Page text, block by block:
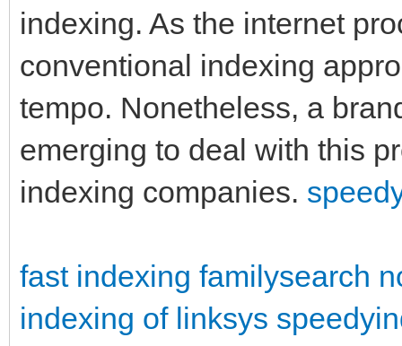
indexing. As the internet
conventional indexing
tempo. Nonetheless, a
emerging to deal with this
indexing companies.
fast indexing familysearch
indexing of linksys